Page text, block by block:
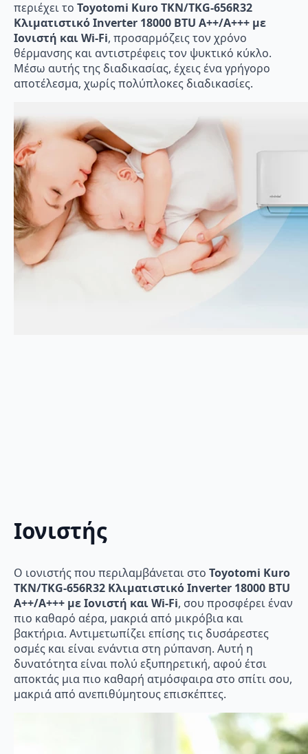
περιέχει το Toyotomi Kuro TKN/TKG-656R32
Κλιματιστικό Inverter 18000 BTU A++/A+++ με
Ιονιστή και Wi-Fi, προσαρμόζεις τον χρόνο
θέρμανσης και αντιστρέφεις τον ψυκτικό κύκλο.
Μέσω αυτής της διαδικασίας, έχεις ένα γρήγορο
αποτέλεσμα, χωρίς πολύπλοκες διαδικασίες.
Ιονιστής
Ο ιονιστής που περιλαμβάνεται στο Toyotomi Kuro
TKN/TKG-656R32 Κλιματιστικό Inverter 18000 BTU
A++/A+++ με Ιονιστή και Wi-Fi, σου προσφέρει έναν
πιο καθαρό αέρα, μακριά από μικρόβια και
βακτήρια. Αντιμετωπίζει επίσης τις δυσάρεστες
οσμές και είναι ενάντια στη ρύπανση. Αυτή η
δυνατότητα είναι πολύ εξυπηρετική, αφού έτσι
αποκτάς μια πιο καθαρή ατμόσφαιρα στο σπίτι σου,
μακριά από ανεπιθύμητους επισκέπτες.